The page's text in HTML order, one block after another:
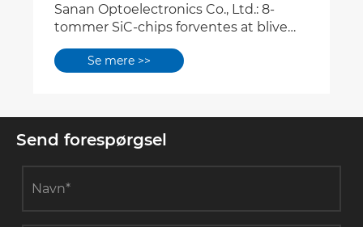
Sanan Optoelectronics Co., Ltd.: 8-
tommer SiC-chips forventes at blive
Se mere >>
Send forespørgsel